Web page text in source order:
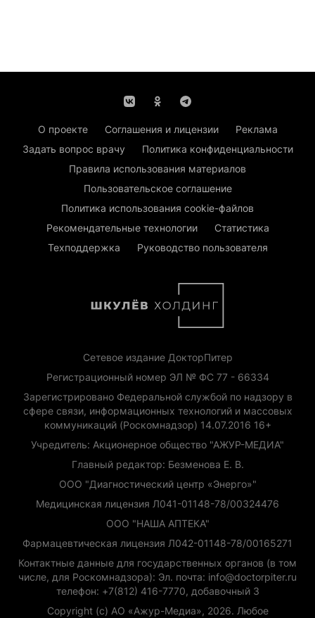
О проекте Соглашения и лицензии
Реклама
Задать вопрос врачу
Политика конфиденциальности
Правила использования материалов
Пользовательское соглашение
Политика использования cookie-файлов
Рекомендательные технологии
Статистика
Техподдержка
Руководство пользователя
Сетевое издание ДокторПитер
Регистрационный номер ЭЛ № ФС 77 - 66334
Зарегистрировано Федеральной службой по надзору в
сфере связи, информационных технологий и массовых
коммуникаций (Роскомнадзор) 14.07.2016 16+
Учредитель: Акционерное общество "АЖУР-МЕДИА"
Главный редактор: Безменова Е. В.
ООО "Диагностический центр «Энерго»"
Медицинская лицензия Л041-01148-78/00324476
ООО "НАША АПТЕКА"
Фармацевтическая лицензия Л042-01148-78/00165271
Контактные данные для государственных органов (в том
числе, для Роскомнадзора): Эл. почта: info@doctorpiter.ru
телефон: +7(812) 416-7770, добавочный 3
Copyright (с) АО «Ажур-Медиа», 2026. Любое